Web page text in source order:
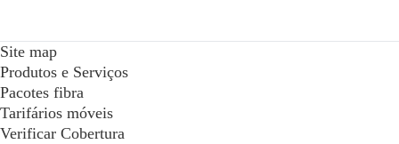
Site map
Produtos e Serviços
Pacotes fibra
Tarifários móveis
Verificar Cobertura